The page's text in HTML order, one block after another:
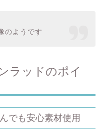
ラッドのポイ
でも安心素材使用